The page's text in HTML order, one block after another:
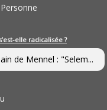
elle radicalisée ?
de Mennel : "Selem...